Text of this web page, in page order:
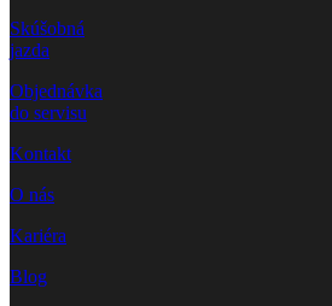
Skúšobná
jazda
Objednávka
do servisu
Kontakt
O nás
Kariéra
Blog